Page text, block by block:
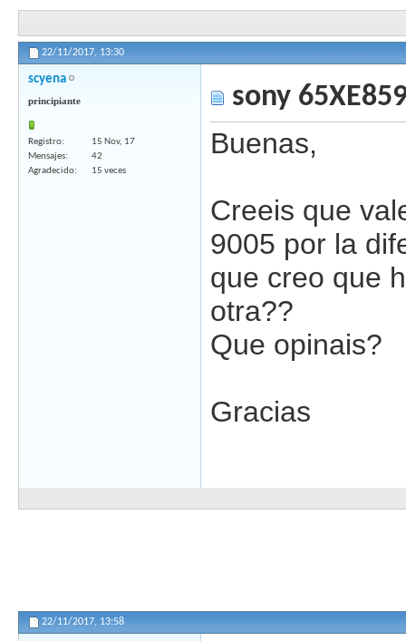
22/11/2017, 13:30
scyena
principiante
Registro
15 Nov, 17
Mensajes
42
Agradecido
15 veces
sony
Buenas,
Creeis que
9005 por la
que creo que
otra??
Que opinais?
Gracias
22/11/2017, 13:58